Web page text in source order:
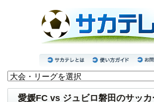
愛媛FC vs ジュビロ磐田のサッ